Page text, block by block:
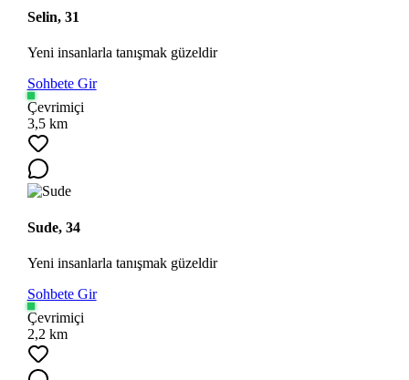
Selin, 31
Yeni insanlarla tanışmak güzeldir
Sohbete Gir
Çevrimiçi
3,5 km
Sude, 34
Yeni insanlarla tanışmak güzeldir
Sohbete Gir
Çevrimiçi
2,2 km